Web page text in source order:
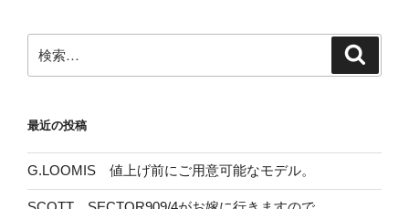
検
索:
最近の投稿
G.LOOMIS 値上げ前にご用意可能なモデル。